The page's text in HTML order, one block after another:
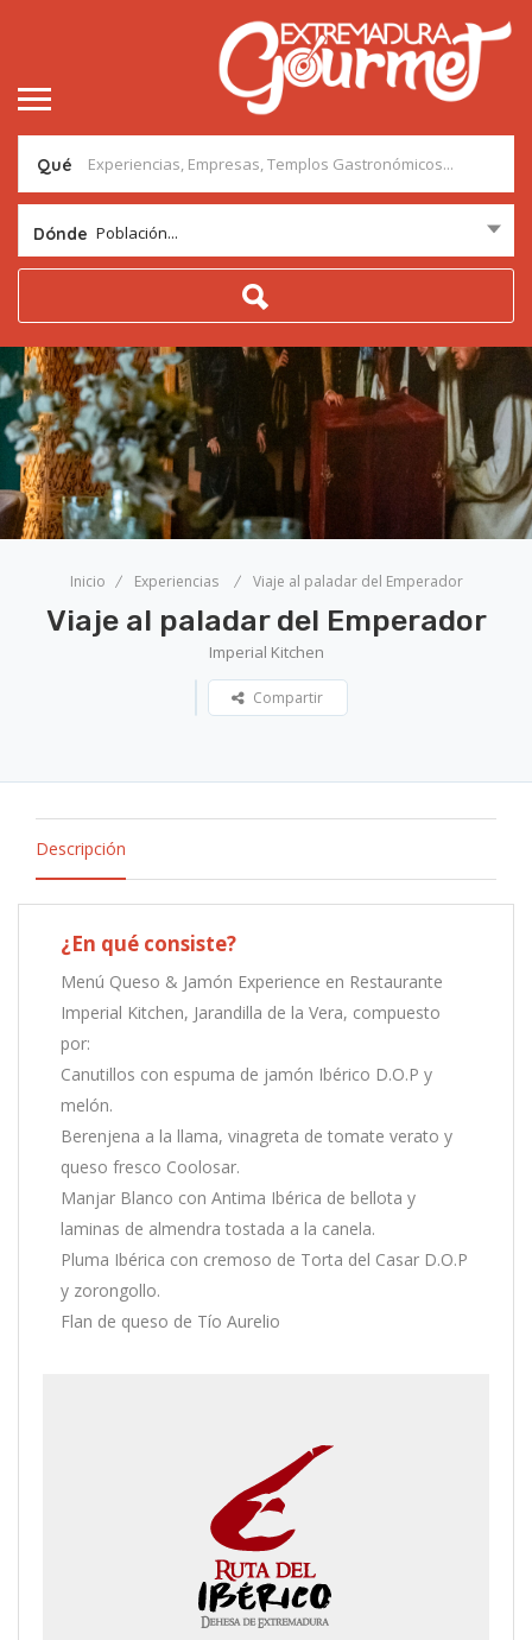
Qué
Dónde Población...
Inicio Experiencias Viaje al paladar del Emperador
Viaje al paladar del Emperador
Imperial Kitchen
Compartir
Descripción
¿En qué consiste?
Menú Queso & Jamón Experience en Restaurante
Imperial Kitchen, Jarandilla de la Vera, compuesto
por:
Canutillos con espuma de jamón Ibérico D.O.P y
melón.
Berenjena a la llama, vinagreta de tomate verato y
queso fresco Coolosar.
Manjar Blanco con Antima Ibérica de bellota y
laminas de almendra tostada a la canela.
Pluma Ibérica con cremoso de Torta del Casar D.O.P
y zorongollo.
Flan de queso de Tío Aurelio